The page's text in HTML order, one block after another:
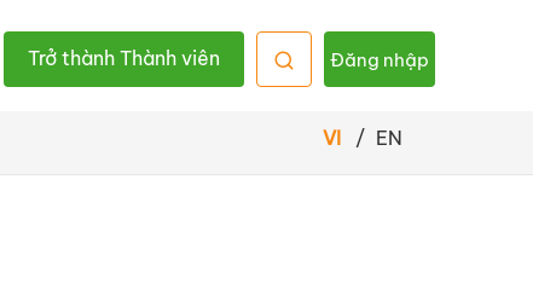
Trở thành Thành viên Đăng nhập
VI / EN